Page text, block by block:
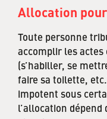
Allocation
Toute personne
accomplir les actes
(s’habiller, se
faire sa toilette,
impotent sous
l’allocation dépend